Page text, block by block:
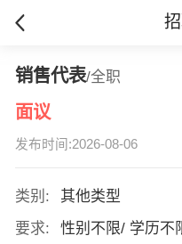
销售代表/全职
面议
发布时间:2026-08-06
类别:
其他类型
要求:
性别不限/ 学历不